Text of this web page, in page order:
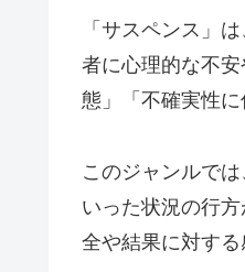
「サスペンス」
者に心理的な不
態」「不確実性に
このジャンルで
いった状況の行
全や結果に対する